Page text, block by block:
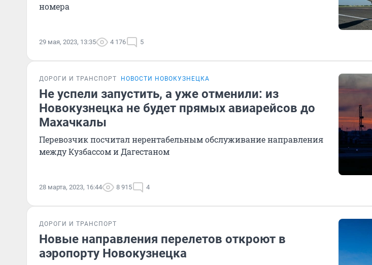
номера
29 мая, 2023, 13:35 4 176 5
ДОРОГИ И ТРАНСПОРТ НОВОСТИ НОВОКУЗНЕЦКА
Не успели запустить, а уже отменили: из
Новокузнецка не будет прямых авиарейсов до
Махачкалы
Перевозчик посчитал нерентабельным обслуживание направления
между Кузбассом и Дагестаном
28 марта, 2023, 16:44 8 915 4
ДОРОГИ И ТРАНСПОРТ
Новые направления перелетов откроют в
аэропорту Новокузнецка